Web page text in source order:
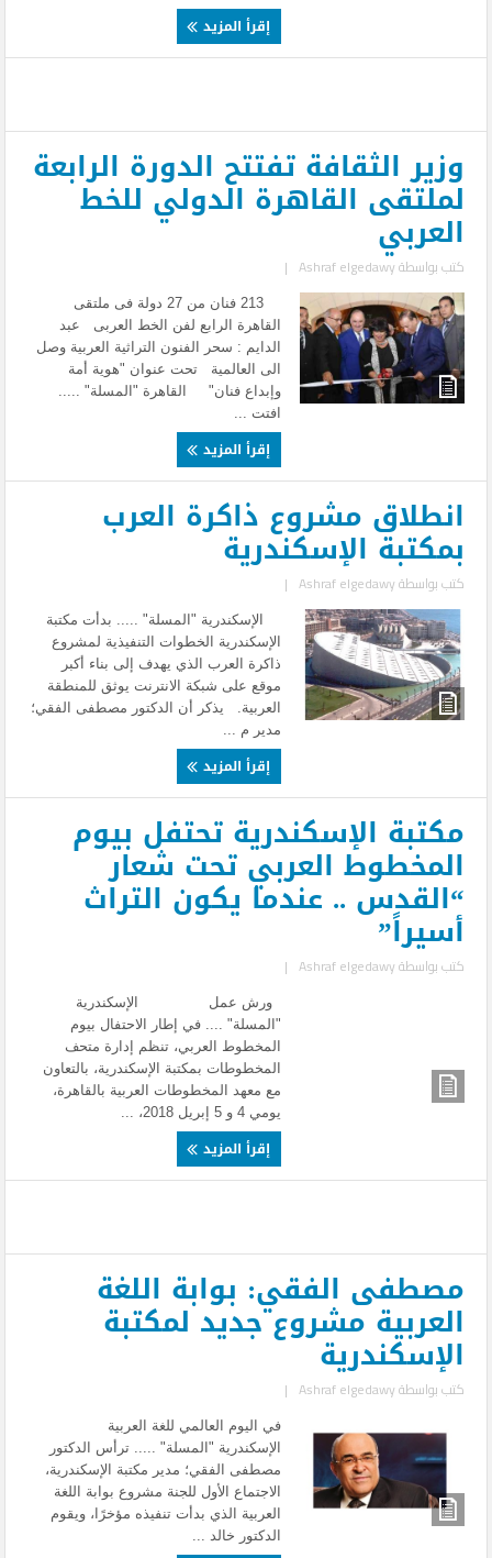
إقرأ المزيد
وزير الثقافة تفتتح الدورة الرابعة
لملتقى القاهرة الدولي للخط
العربي
كتب بواسطةAshraf elgedawy
|
213 فنان من 27 دولة فى ملتقى
القاهرة الرابع لفن الخط العربى عبد
الدايم : سحر الفنون التراثية العربية وصل
الى العالمية تحت عنوان "هوية أمة
وإبداع فنان" القاهرة "المسلة" .....
افتت ...
إقرأ المزيد
انطلاق مشروع ذاكرة العرب
بمكتبة الإسكندرية
كتب بواسطةAshraf elgedawy
|
الإسكندرية "المسلة" ..... بدأت مكتبة
الإسكندرية الخطوات التنفيذية لمشروع
ذاكرة العرب الذي يهدف إلى بناء أكبر
موقع على شبكة الانترنت يوثق للمنطقة
العربية. يذكر أن الدكتور مصطفى الفقي؛
مدير م ...
إقرأ المزيد
مكتبة الإسكندرية تحتفل بيوم
المخطوط العربي تحت شعار
“القدس .. عندما يكون التراث
أسيراً”
كتب بواسطةAshraf elgedawy
|
ورش عمل الإسكندرية
"المسلة" .... في إطار الاحتفال بيوم
المخطوط العربي، تنظم إدارة متحف
المخطوطات بمكتبة الإسكندرية، بالتعاون
مع معهد المخطوطات العربية بالقاهرة،
يومي 4 و 5 إبريل 2018، ...
إقرأ المزيد
مصطفى الفقي: بوابة اللغة
العربية مشروع جديد لمكتبة
الإسكندرية
كتب بواسطةAshraf elgedawy
|
في اليوم العالمي للغة العربية
الإسكندرية "المسلة" ..... ترأس الدكتور
مصطفى الفقي؛ مدير مكتبة الإسكندرية،
الاجتماع الأول للجنة مشروع بوابة اللغة
العربية الذي بدأت تنفيذه مؤخرًا، ويقوم
الدكتور خالد ...